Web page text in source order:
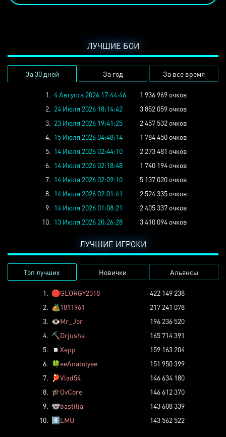
ЛУЧШИЕ БОИ
За 30 дней За год За все время
1. 4 Августа 2026 17:44:46
1 936 969 очков
2. 24 Июля 2026 18:14:42
3 852 059 очков
3. 23 Июля 2026 19:41:25
2 457 532 очков
4. 15 Июля 2026 04:48:14
1 784 450 очков
5. 14 Июля 2026 02:44:10
2 273 481 очков
6. 14 Июля 2026 02:18:48
1 740 194 очков
7. 14 Июля 2026 02:09:10
5 137 020 очков
8. 14 Июля 2026 02:01:41
2 524 335 очков
9. 14 Июля 2026 01:08:21
2 405 337 очков
10. 13 Июля 2026 20:26:28 3 410 094 очков
ЛУЧШИЕ ИГРОКИ
Топ лучших Новички Альянсы
1. 🛑GEORGY2018
422 149 238
2. 🏕️1811961
217 241 078
3. 👁️Mr_Jor
196 236 520
4. ⛏️ Drjusha
165 714 391
5.
◽ Xepp
159 163 204
6. 🍀eeAnatolyee
151 950 399
7.
🏓Vlad54
146 634 180
8. 🎓OvCore
146 612 370
9. 🐨bastilia
143 608 339
10. 8️⃣LMU 143 562 522